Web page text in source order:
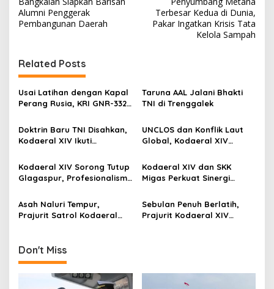
s
t
a
v
i
a
i
o
n
Alumni Penggerak
Pembangunan Daerah
Terbesar Kedua di Dunia,
Pakar Ingatkan Krisis Tata
Kelola Sampah
Related Posts
Usai Latihan dengan Kapal
Perang Rusia, KRI GNR-332
Angkatan Laut Jepang
Taruna AAL Jalani Bhakti
TNI di Trenggalek
Doktrin Baru TNI Disahkan,
Kodaeral XIV Ikuti
Nusantara Secara Virtual
UNCLOS dan Konflik Laut
Global, Kodaeral XIV
Strategis Kemlu-TNI AL
Kodaeral XIV Sorong Tutup
Glagaspur, Profesionalisme
Diuji
Kodaeral XIV dan SKK
Migas Perkuat Sinergi
Papua-Maluku
Asah Naluri Tempur,
Prajurit Satrol Kodaeral
Sebulan Penuh Berlatih,
Prajurit Kodaeral XIV
Don't Miss